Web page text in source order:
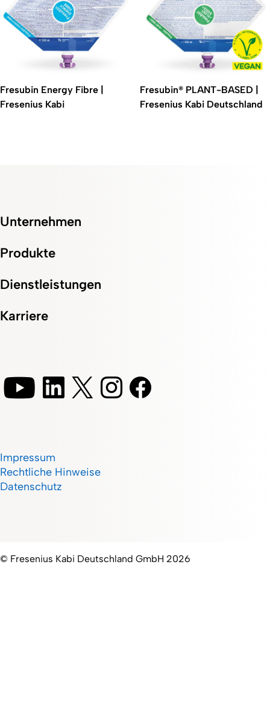
Fresubin Energy Fibre |
Fresenius Kabi
Fresubin® PLANT-BASED |
Fresenius Kabi Deutschland
Unternehmen
Produkte
Dienstleistungen
Karriere
Impressum
Rechtliche Hinweise
Datenschutz
© Fresenius Kabi Deutschland GmbH 2026